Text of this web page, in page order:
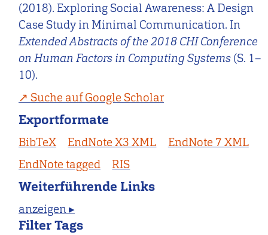
(2018). Exploring Social Awareness: A Design
Case Study in Minimal Communication. In
Extended Abstracts of the 2018 CHI Conference
on Human Factors in Computing Systems (S. 1–
10).
Suche auf Google Scholar
Exportformate
BibTeX EndNote X3 XML
EndNote 7 XML
EndNote tagged
RIS
Weiterführende Links
anzeigen ▸
Filter Tags